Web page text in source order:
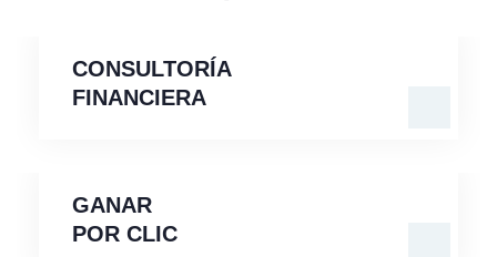
CONSULTORÍA
FINANCIERA
GANAR
POR CLIC